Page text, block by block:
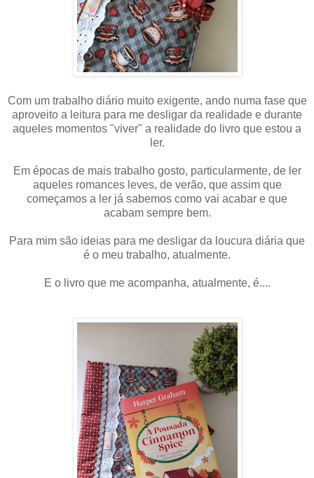
Com um trabalho diário muito exigente, ando numa fase que
aproveito a leitura para me desligar da realidade e durante
aqueles momentos "viver" a realidade do livro que estou a
ler.
Em épocas de mais trabalho gosto, particularmente, de ler
aqueles romances leves, de verão, que assim que
começamos a ler já sabemos como vai acabar e que
acabam sempre bem.
Para mim são ideias para me desligar da loucura diária que
é o meu trabalho, atualmente.
E o livro que me acompanha, atualmente, é....